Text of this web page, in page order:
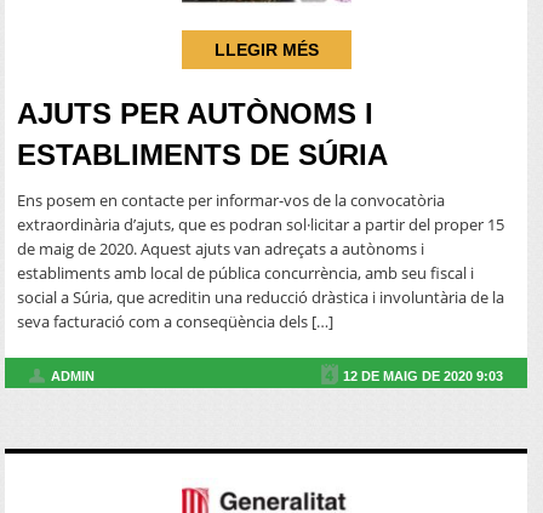
LLEGIR MÉS
AJUTS PER AUTÒNOMS I
ESTABLIMENTS DE SÚRIA
Ens posem en contacte per informar-vos de la convocatòria
extraordinària d’ajuts, que es podran sol·licitar a partir del proper 15
de maig de 2020. Aquest ajuts van adreçats a autònoms i
establiments amb local de pública concurrència, amb seu fiscal i
social a Súria, que acreditin una reducció dràstica i involuntària de la
seva facturació com a conseqüència dels […]
ADMIN 12 DE MAIG DE 2020 9:03